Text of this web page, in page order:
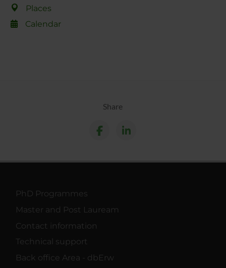
Places
Calendar
Share
PhD Programmes
Master and Post Lauream
Contact information
Technical support
Back office Area - dbErw